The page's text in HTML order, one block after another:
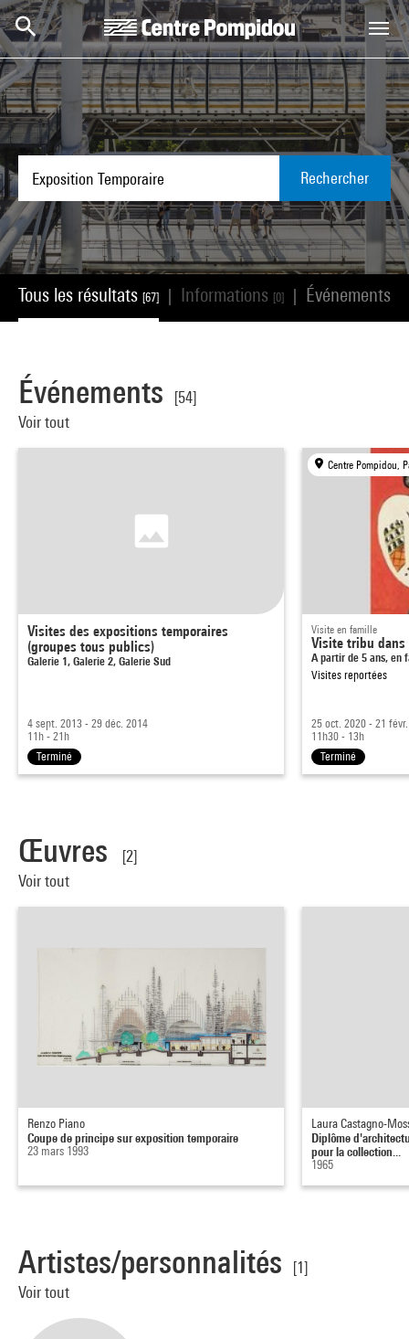
Aller au contenu principal
Centre Pompidou
Rechercher
Tous les résultats [67] Informations [0] Événements
Événements
[54]
Voir tout
Visites des expositions temporaires
(groupes tous publics)
Galerie 1, Galerie 2, Galerie Sud
4 sept. 2013 - 29 déc. 2014
11h - 21h
Terminé
Centre Pompidou,
Visite en famille
Visite tribu
A partir de 5 ans, en
Visites reportées
25 oct. 2020 - 21
11h30 - 13h
Terminé
Œuvres
[2]
Voir tout
Renzo Piano
Coupe de principe sur exposition temporaire
23 mars 1993
Laura Castagno-
Diplôme
pour la collection...
1965
Artistes/personnalités
[1]
Voir tout